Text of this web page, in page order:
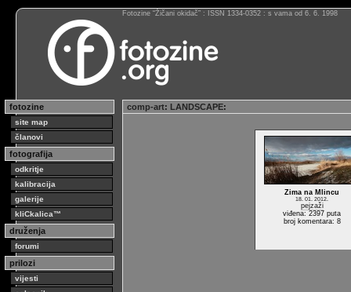
Fotozine “Žičani okidač” : ISSN 1334-0352 : s vama od 6. 6. 1998
fotozine
site map
članovi
fotografija
odkritje
kalibracija
galerije
kliCkalica™
druženja
forumi
prilozi
vijesti
comp-art: LANDSCAPE:
Zima na Mlincu
18. 01. 2012.
pejzaži
viđena: 2397 puta
broj komentara: 8